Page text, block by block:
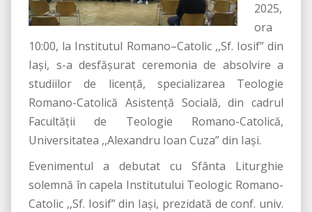
2025,
ora
10:00, la Institutul Romano–Catolic ,,Sf. Iosif” din
Iași, s-a desfășurat ceremonia de absolvire a
studiilor de licență, specializarea Teologie
Romano-Catolică Asistență Socială, din cadrul
Facultății de Teologie Romano-Catolică,
Universitatea ,,Alexandru Ioan Cuza” din Iași.
Evenimentul a debutat cu Sfânta Liturghie
solemnă în capela Institutului Teologic Romano-
Catolic ,,Sf. Iosif” din Iași, prezidată de conf. univ.